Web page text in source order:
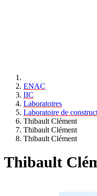
ENAC
IIC
Laboratoires
Laboratoire de
Thibault Clément
Thibault Clément
Thibault Clément
Thibault